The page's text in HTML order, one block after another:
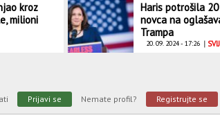
kroz
milioni
Haris potrošila
novca na
Trampa
20. 09. 2024 - 17:26 |
Prijavi se Nemate profil? Registrujte se